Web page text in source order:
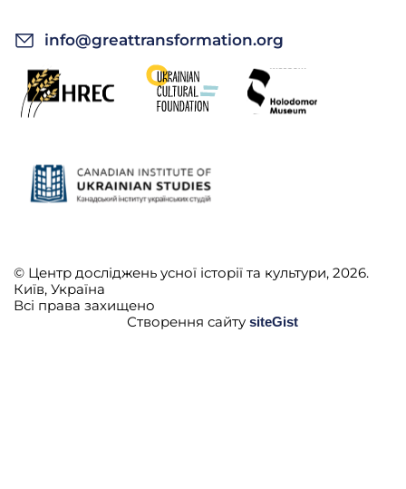
info@greattransformation.org
© Центр досліджень усної історії та культури, 2026.
Київ, Україна
Всі права захищено
Створення сайту siteGist